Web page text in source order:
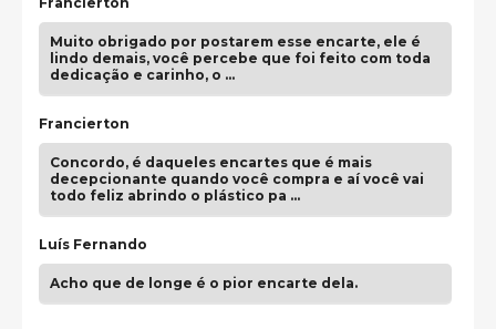
Muito obrigado por postarem esse encarte, ele é
lindo demais, você percebe que foi feito com toda
dedicação e carinho, o …
Francierton
Concordo, é daqueles encartes que é mais
decepcionante quando você compra e aí você vai
todo feliz abrindo o plástico pa …
Luís Fernando
Acho que de longe é o pior encarte dela.